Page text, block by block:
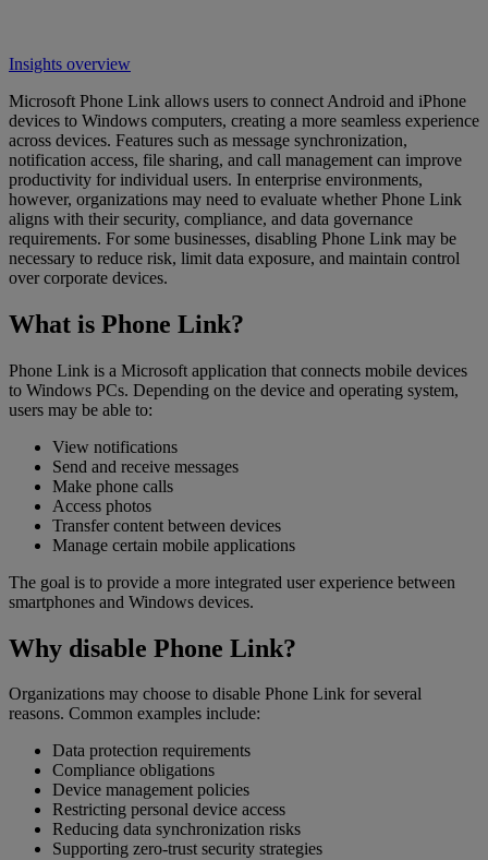
Insights overview
Microsoft Phone Link allows users to connect Android and iPhone
devices to Windows computers, creating a more seamless experience
across devices. Features such as message synchronization,
notification access, file sharing, and call management can improve
productivity for individual users. In enterprise environments,
however, organizations may need to evaluate whether Phone Link
aligns with their security, compliance, and data governance
requirements. For some businesses, disabling Phone Link may be
necessary to reduce risk, limit data exposure, and maintain control
over corporate devices.
What is Phone Link?
Phone Link is a Microsoft application that connects mobile devices
to Windows PCs. Depending on the device and operating system,
users may be able to:
View notifications
Send and receive messages
Make phone calls
Access photos
Transfer content between devices
Manage certain mobile applications
The goal is to provide a more integrated user experience between
smartphones and Windows devices.
Why disable Phone Link?
Organizations may choose to disable Phone Link for several
reasons. Common examples include:
Data protection requirements
Compliance obligations
Device management policies
Restricting personal device access
Reducing data synchronization risks
Supporting zero-trust security strategies